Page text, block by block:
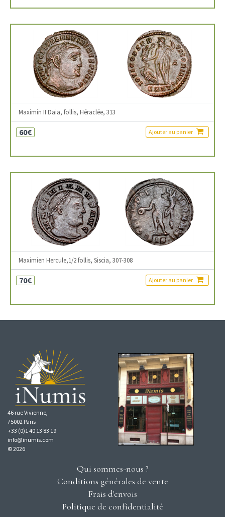
Maximin II Daia, follis, Héraclée, 313
60€ Ajouter au panier
Maximien Hercule,1/2 follis, Siscia, 307-308
70€ Ajouter au panier
46 rue Vivienne,
75002 Paris
+33 (0)1 40 13 83 19
info@inumis.com
© 2026
Qui sommes-nous ?
Conditions générales de vente
Frais d'envois
Politique de confidentialité